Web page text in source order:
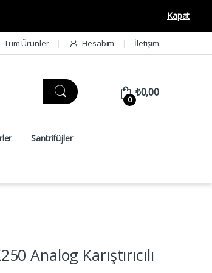
Kapat
Tüm Ürünler Hesabım İletişim
0
₺0,00
Santrifüjler
Analog Karıştırıcılı